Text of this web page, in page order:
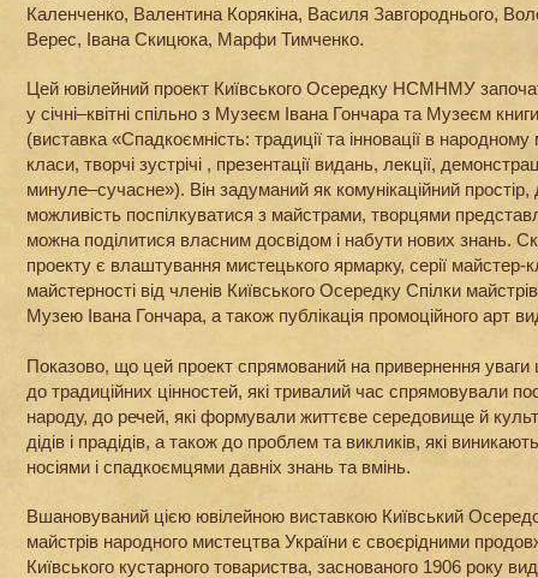
Каленченко, Валентина Корякіна, Василя Завгороднього,
Верес, Івана Скицюка, Марфи Тимченко.
Цей ювілейний проект Київського Осередку НСМНМУ
у січні–квітні спільно з Музеєм Івана Гончара та Музеєм
(виставка «Спадкоємність: традиції та інновації в
класи, творчі зустрічі , презентації видань, лекції,
минуле–сучасне»). Він задуманий як комунікаційний простір,
можливість поспілкуватися з майстрами, творцями
можна поділитися власним досвідом і набути нових знань.
проекту є влаштування мистецького ярмарку, серії майстер-
майстерності від членів Київського Осередку Спілки
Музею Івана Гончара, а також публікація промоційного арт
Показово, що цей проект спрямований на привернення уваги
до традиційних цінностей, які тривалий час спрямовували
народу, до речей, які формували життєве середовище й
дідів і прадідів, а також до проблем та викликів, які
носіями і спадкоємцями давніх знань та вмінь.
Вшановуваний цією ювілейною виставкою Київський
майстрів народного мистецтва України є своєрідними
Київського кустарного товариства, заснованого 1906 року